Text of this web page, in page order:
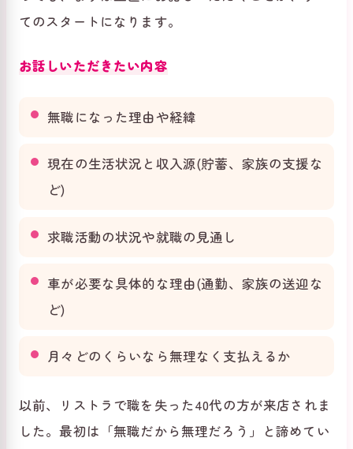
てのスタートになります。
お話しいただきたい内容
無職になった理由や経緯
現在の生活状況と収入源(貯蓄、家族の支援な
ど)
求職活動の状況や就職の見通し
車が必要な具体的な理由(通勤、家族の送迎な
ど)
月々どのくらいなら無理なく支払えるか
以前、リストラで職を失った40代の方が来店されま
した。最初は「無職だから無理だろう」と諦めてい